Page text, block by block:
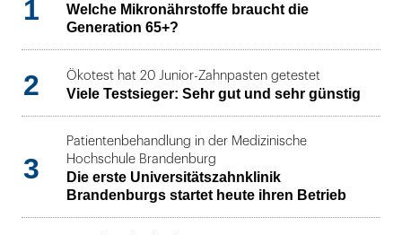
1
Welche Mikronährstoffe braucht die
Generation 65+?
2 Ökotest hat 20 Junior-Zahnpasten getestet
Viele Testsieger: Sehr gut und sehr günstig
3
Patientenbehandlung in der Medizinische
Hochschule Brandenburg
Die erste Universitätszahnklinik
Brandenburgs startet heute ihren Betrieb